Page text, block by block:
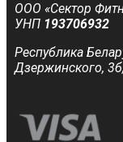
ООО «Сектор
УНП 193706932
Республика
Дзержинского,